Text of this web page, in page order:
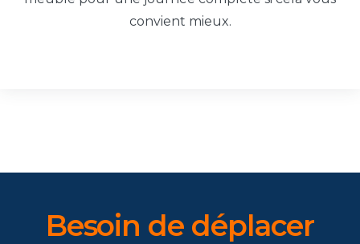
convient mieux.
Besoin de déplacer